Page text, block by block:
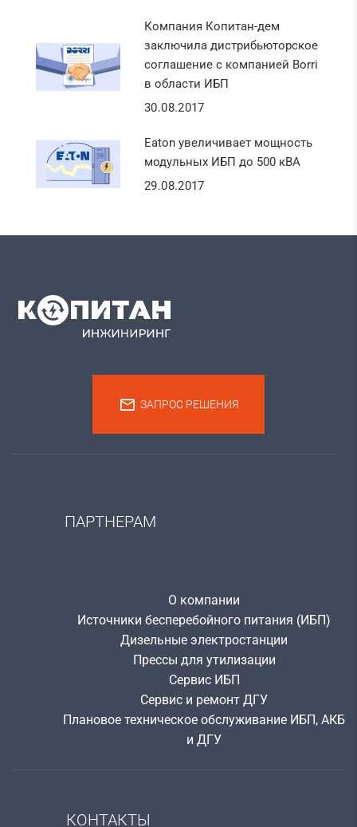
Компания Копитан-дем
заключила дистрибьюторское
соглашение с компанией Borri
в области ИБП
30.08.2017
Eaton увеличивает мощность
модульных ИБП до 500 кВА
29.08.2017
ЗАПРОС РЕШЕНИЯ
ПАРТНЕРАМ
О компании
Источники бесперебойного питания (ИБП)
Дизельные электростанции
Прессы для утилизации
Сервис ИБП
Сервис и ремонт ДГУ
Плановое техническое обслуживание ИБП, АКБ
и ДГУ
КОНТАКТЫ